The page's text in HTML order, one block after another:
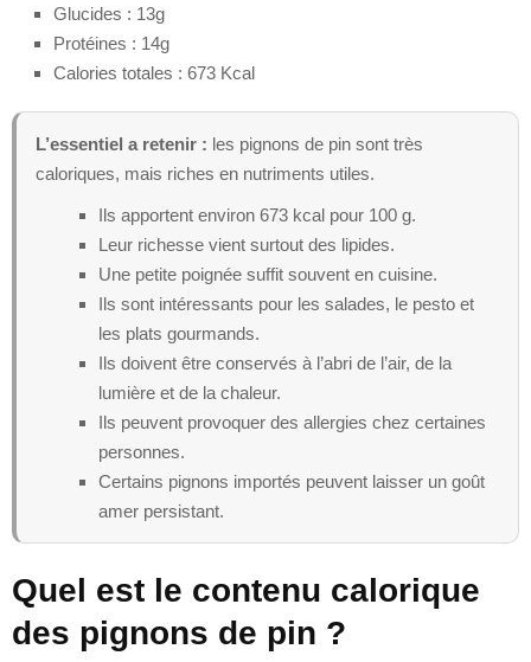
Glucides : 13g
Protéines : 14g
Calories totales : 673 Kcal
L’essentiel a retenir : les pignons de pin sont très
caloriques, mais riches en nutriments utiles.
Ils apportent environ 673 kcal pour 100 g.
Leur richesse vient surtout des lipides.
Une petite poignée suffit souvent en cuisine.
Ils sont intéressants pour les salades, le pesto et
les plats gourmands.
Ils doivent être conservés à l’abri de l’air, de la
lumière et de la chaleur.
Ils peuvent provoquer des allergies chez certaines
personnes.
Certains pignons importés peuvent laisser un goût
amer persistant.
Quel est le contenu calorique
des pignons de pin ?